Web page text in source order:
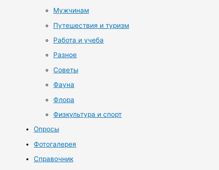
Мужчинам
Путешествия и туризм
Работа и учеба
Разное
Советы
Фауна
Флора
Физкультура и спорт
Опросы
Фотогалерея
Справочник